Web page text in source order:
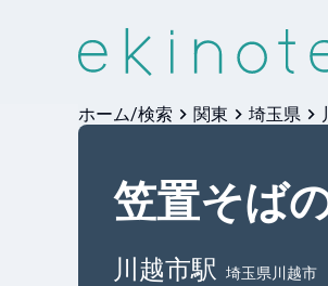
ホーム/検索 関東 埼玉県
笠置そば
川越市駅
埼玉県川越市